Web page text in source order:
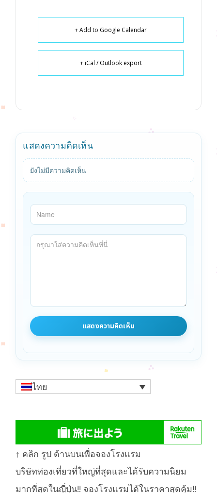
+ Add to Google Calendar
+ iCal / Outlook export
แสดงความคิดเห็น
ยังไม่มีความคิดเห็น
ไทย
↑ คลิก รูป ด้านบนเพื่อจองโรงแรม
บริษัทท่องเที่ยวที่ใหญ่ที่สุดและได้รับความนิยม
มากที่สุดในญี่ปุ่น!! จองโรงแรมได้ในราคาสุดคุ้ม!!